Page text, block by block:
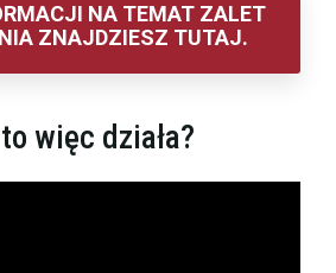
NA TEMAT ZALET
ZNAJDZIESZ TUTAJ.
więc działa?